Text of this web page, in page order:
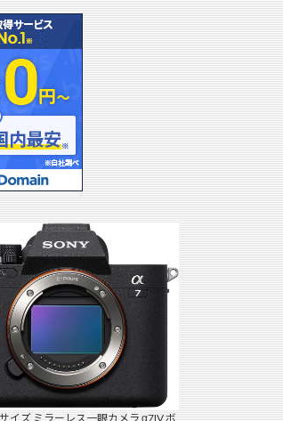
イズ ミラーレス一眼カメラ α7IV ボ